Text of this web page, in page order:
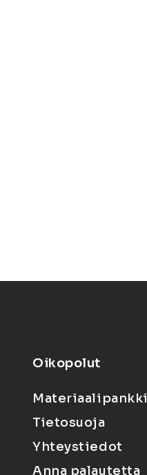
Oikopolut
Materiaalipankki
Tietosuoja
Yhteystiedot
Anna palautetta